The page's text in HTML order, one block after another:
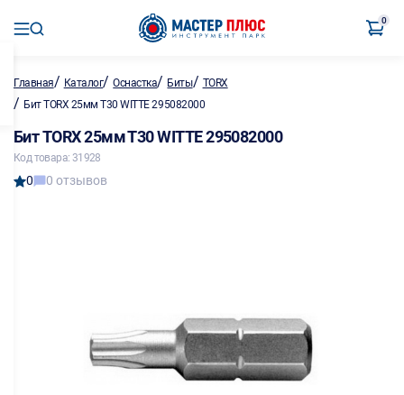
0
Главная/ Каталог/Оснастка/ Биты/ TORX
/ Бит TORX 25мм Т30 WITTE 295082000
Бит TORX 25мм Т30 WITTE 295082000
Код товара: 31928
0 0 отзывов